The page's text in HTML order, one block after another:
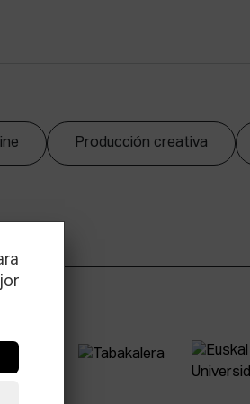
Producción creativa